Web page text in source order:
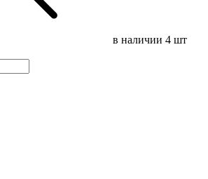
в наличии 4 шт